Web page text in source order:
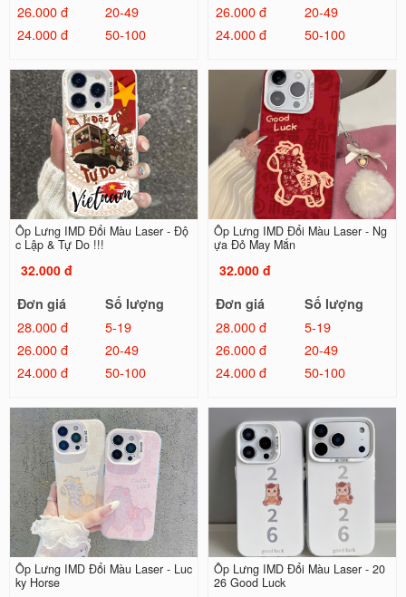
26.000 đ
20-49
24.000 đ
50-100
26.000 đ
20-49
24.000 đ
50-100
Ốp Lưng IMD Đổi Màu Laser - Độ
c Lập & Tự Do !!!
32.000 đ
Đơn giá
Số lượng
28.000 đ
5-19
26.000 đ
20-49
24.000 đ
50-100
Ốp Lưng IMD Đổi Màu Laser - Ng
ựa Đỏ May Mắn
32.000 đ
Đơn giá
Số lượng
28.000 đ
5-19
26.000 đ
20-49
24.000 đ
50-100
Ốp Lưng IMD Đổi Màu Laser - Luc
ky Horse
Ốp Lưng IMD Đổi Màu Laser - 20
26 Good Luck